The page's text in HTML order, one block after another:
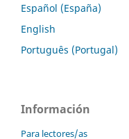
Español (España)
English
Português (Portugal)
Información
Para lectores/as